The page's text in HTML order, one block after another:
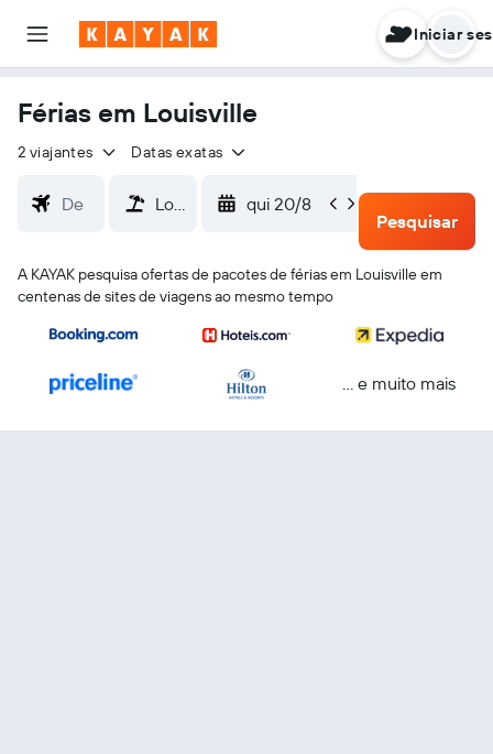
Iniciar
Férias em Louisville
2 viajantes Datas exatas
qui 20/8
dom 23/
Pesquisar
A KAYAK pesquisa ofertas de pacotes de férias em Louisville em
centenas de sites de viagens ao mesmo tempo
... e muito mais